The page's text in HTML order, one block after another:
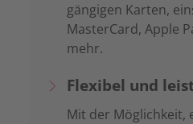
gängigen Karten,
MasterCard, Apple
mehr.
Flexibel und
Mit der Möglichkeit,